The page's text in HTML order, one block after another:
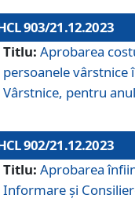
903/21.12.2023
Titlu: Aprobarea
persoanele
Vârstnice, pentru
902/21.12.2023
Titlu: Aprobarea
Informare și